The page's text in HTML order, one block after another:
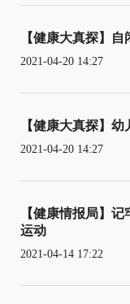
【健康大真探】
2021-04-20 14:27
【健康大真探】
2021-04-20 14:27
【健康情报局】
运动
2021-04-14 17:22